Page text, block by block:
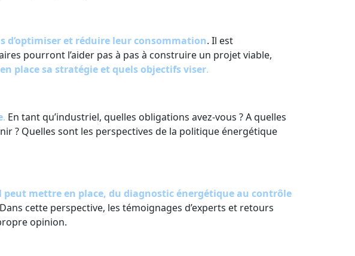
d’optimiser et réduire leur consommation. Il est
pourront l’aider pas à pas à construire un projet viable,
place sa stratégie et quels objectifs viser.
. En tant qu’industriel, quelles obligations avez-vous ? A quelles
? Quelles sont les perspectives de la politique énergétique
mettre en place, du diagnostic énergétique au contrôle
cette perspective, les témoignages d’experts et retours
opinion.